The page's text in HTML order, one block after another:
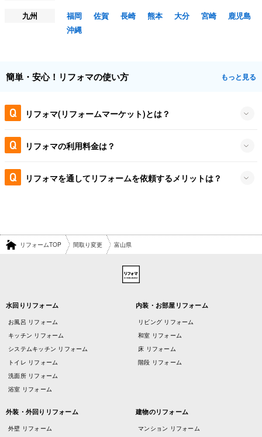
九州
福岡 佐賀 長崎 熊本 大分 宮崎
鹿児島
沖縄
簡単・安心！リフォマの使い方 もっと見る
リフォマ(リフォームマーケット)とは？
リフォマの利用料金は？
リフォマを通してリフォームを依頼するメリットは？
リフォームTOP 間取り変更 富山県
水回りリフォーム
お風呂 リフォーム
キッチン リフォーム
システムキッチン リフォーム
トイレ リフォーム
洗面所 リフォーム
浴室 リフォーム
内装・お部屋リフォーム
リビング リフォーム
和室 リフォーム
床 リフォーム
階段 リフォーム
外装・外回りリフォーム
外壁 リフォーム
建物のリフォーム
マンション リフォーム